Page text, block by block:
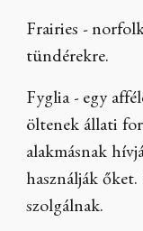
Frairies -
tündérekre.
Fyglia - egy
öltenek állati
alakmásnak
használják
szolgálnak.